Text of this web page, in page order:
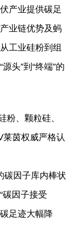
产业提供碳足
业链优势及蚂
工业硅粉到组
头”到“终端”的
、颗粒硅、
茵权威严格认
碳因子库内棒状
碳因子接受
足迹大幅降